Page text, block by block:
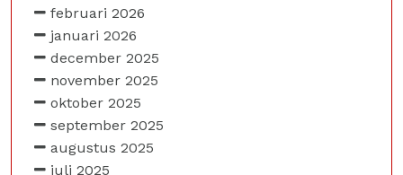
februari 2026
januari 2026
december 2025
november 2025
oktober 2025
september 2025
augustus 2025
juli 2025